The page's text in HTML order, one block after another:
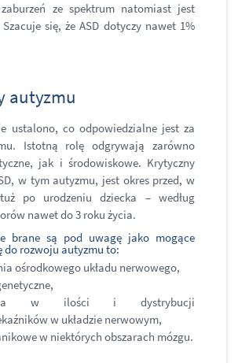
ze spektrum natomiast jest
się, że ASD dotyczy nawet 1%
autyzmu
ustalono, co odpowiedzialne jest za
Istotną rolę odgrywają zarówno
jak i środowiskowe. Krytyczny
w tym autyzmu, jest okres przed, w
po urodzeniu dziecka – według
nawet do 3 roku życia.
brane są pod uwagę jako mogące
do rozwoju autyzmu to:
ośrodkowego układu nerwowego,
w ilości i dystrybucji
w układzie nerwowym,
w niektórych obszarach mózgu.